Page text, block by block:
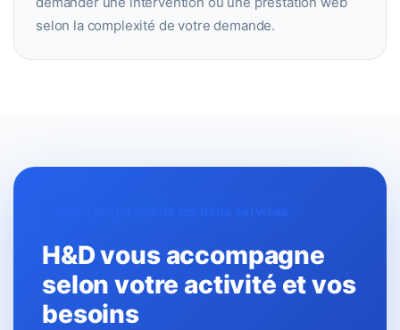
selon la complexité de votre demande.
H&D vous accompagne
selon votre activité et vos
besoins